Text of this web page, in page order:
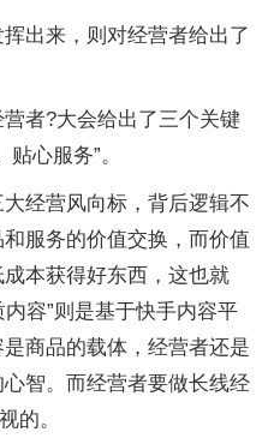
出来，则对经营者给出了
者?大会给出了三个关键
心服务”。
经营风向标，背后逻辑不
服务的价值交换，而价值
本获得好东西，这也就
内容”则是基于快手内容平
商品的载体，经营者还是
智。而经营者要做长线经
的。